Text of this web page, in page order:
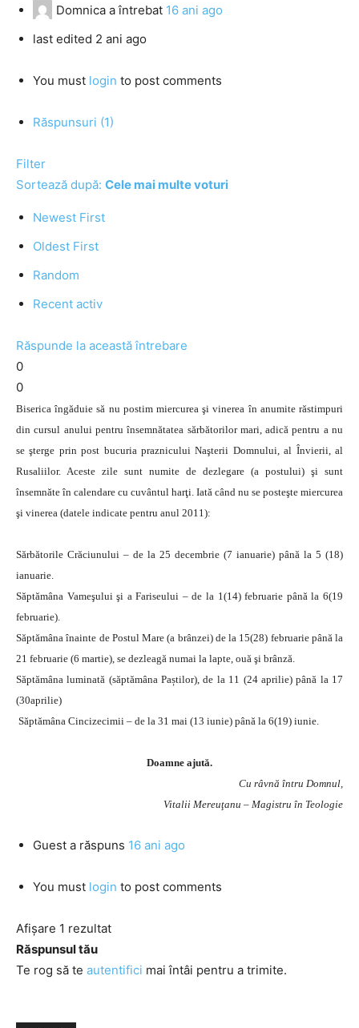
Domnica a întrebat 16 ani ago
last edited 2 ani ago
You must login to post comments
Răspunsuri (1)
Filter
Sortează după: Cele mai multe voturi
Newest First
Oldest First
Random
Recent activ
Răspunde la această întrebare
0
0
Biserica îngăduie să nu postim miercurea şi vinerea în anumite răstimpuri
din cursul anului pentru însemnătatea sărbătorilor mari, adică pentru a nu
se şterge prin post bucuria praznicului Naşterii Domnului, al Învierii, al
Rusaliilor. Aceste zile sunt numite de dezlegare (a postului) şi sunt
însemnăte în calendare cu cuvântul harţi. Iată când nu se posteşte miercurea
şi vinerea (datele indicate pentru anul 2011):
Sărbătorile Crăciunului – de la 25 decembrie (7 ianuarie) până la 5 (18)
ianuarie.
Săptămâna Vameşului şi a Fariseului – de la 1(14) februarie până la 6(19
februarie).
Săptămâna înainte de Postul Mare (a brânzei) de la 15(28) februarie până la
21 februarie (6 martie), se dezleagă numai la lapte, ouă şi brânză.
Săptămâna luminată (săptămâna Paștilor), de la 11 (24 aprilie) până la 17
(30aprilie)
Săptămâna Cincizecimii – de la 31 mai (13 iunie) până la 6(19) iunie.
Doamne ajută.
Cu râvnă întru Domnul,
Vitalii Mereuţanu – Magistru în Teologie
Guest a răspuns 16 ani ago
You must login to post comments
Afișare 1 rezultat
Răspunsul tău
Te rog să te autentifici mai întâi pentru a trimite.